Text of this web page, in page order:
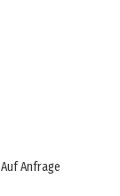
Auf Anfrage